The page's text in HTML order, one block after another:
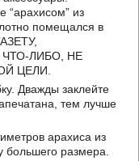
“арахисом” из
помещался в
ЛИБО, НЕ
ЦЕЛИ.
Дважды заклейте
тем лучше
арахиса из
большего размера.